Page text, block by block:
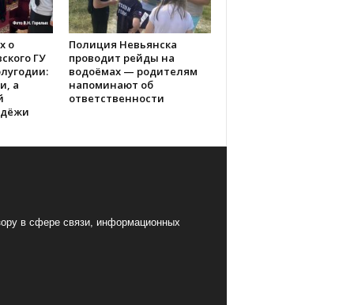
о
ГУ
а
Полиция Невьянска
проводит рейды на
водоёмах — родителям
напоминают об
ответственности
в сфере связи, информационных